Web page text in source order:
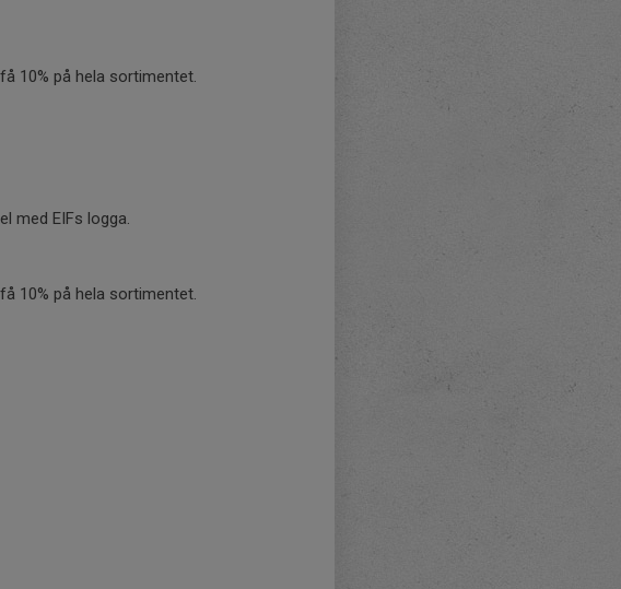
10% på hela sortimentet.
med EIFs logga.
10% på hela sortimentet.